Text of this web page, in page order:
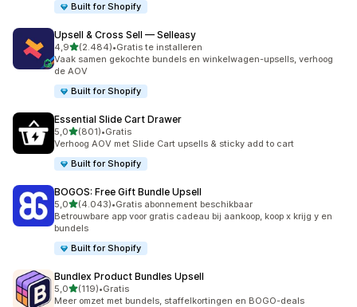
Built for Shopify
Upsell & Cross Sell — Selleasy
4,9van 5 sterren
(2.484)
2484 recensies in totaal
•Gratis te installeren
Vaak samen gekochte bundels en winkelwagen-upsells, verhoog
de AOV
Built for Shopify
Essential Slide Cart Drawer
5,0van 5 sterren
(801)
801 recensies in totaal
•Gratis
Verhoog AOV met Slide Cart upsells & sticky add to cart
Built for Shopify
BOGOS: Free Gift Bundle Upsell
5,0van 5 sterren
(4.043)
4043 recensies in totaal
•Gratis abonnement beschikbaar
Betrouwbare app voor gratis cadeau bij aankoop, koop x krijg y en
bundels
Built for Shopify
Bundlex Product Bundles Upsell
5,0van 5 sterren
(119)
119 recensies in totaal
•Gratis
Meer omzet met bundels, staffelkortingen en BOGO-deals